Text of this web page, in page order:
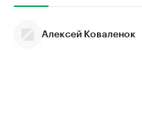
Алексей Коваленок